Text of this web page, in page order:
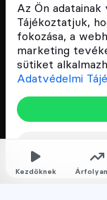
Kezdőknek
Az Ön
Tájékoztatjuk,
fokozása, a
marketing
sütiket
Adatvédelmi